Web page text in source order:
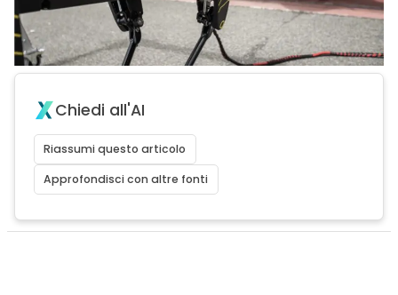
Chiedi all'AI
Riassumi questo articolo
Approfondisci con altre fonti